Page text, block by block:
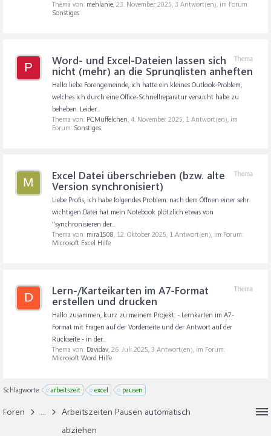
Thema von: mehlanie, 23. November 2025, 3 Antwort(en), im Forum:
Sonstiges
P
Thema
Word- und Excel-Dateien lassen sich
nicht (mehr) an die Sprunglisten anheften
Hallo liebe Forengemeinde, ich hatte ein kleines Outlook-Problem,
welches ich durch eine Office-Schnellreparatur versucht habe zu
beheben. Leider...
Thema von: PCMuffelchen, 4. November 2025, 1 Antwort(en), im
Forum: Sonstiges
M
Thema
Excel Datei überschrieben (bzw. alte
Version synchronisiert)
Liebe Profis, ich habe folgendes Problem: nach dem Öffnen einer sehr
wichtigen Datei hat mein Notebook plötzlich etwas von
"synchronisieren der...
Thema von: mira1508, 12. Oktober 2025, 1 Antwort(en), im Forum:
Microsoft Excel Hilfe
D
Thema
Lern-/Karteikarten im A7-Format
erstellen und drucken
Hallo zusammen, kurz zu meinem Projekt: - Lernkarten im A7-
Format mit Fragen auf der Vorderseite und der Antwort auf der
Rückseite - in der...
Thema von: Davidav, 26. Juli 2025, 3 Antwort(en), im Forum:
Microsoft Word Hilfe
Schlagworte: arbeitszeit excel pausen
Foren ...
Arbeitszeiten Pausen automatisch
abziehen